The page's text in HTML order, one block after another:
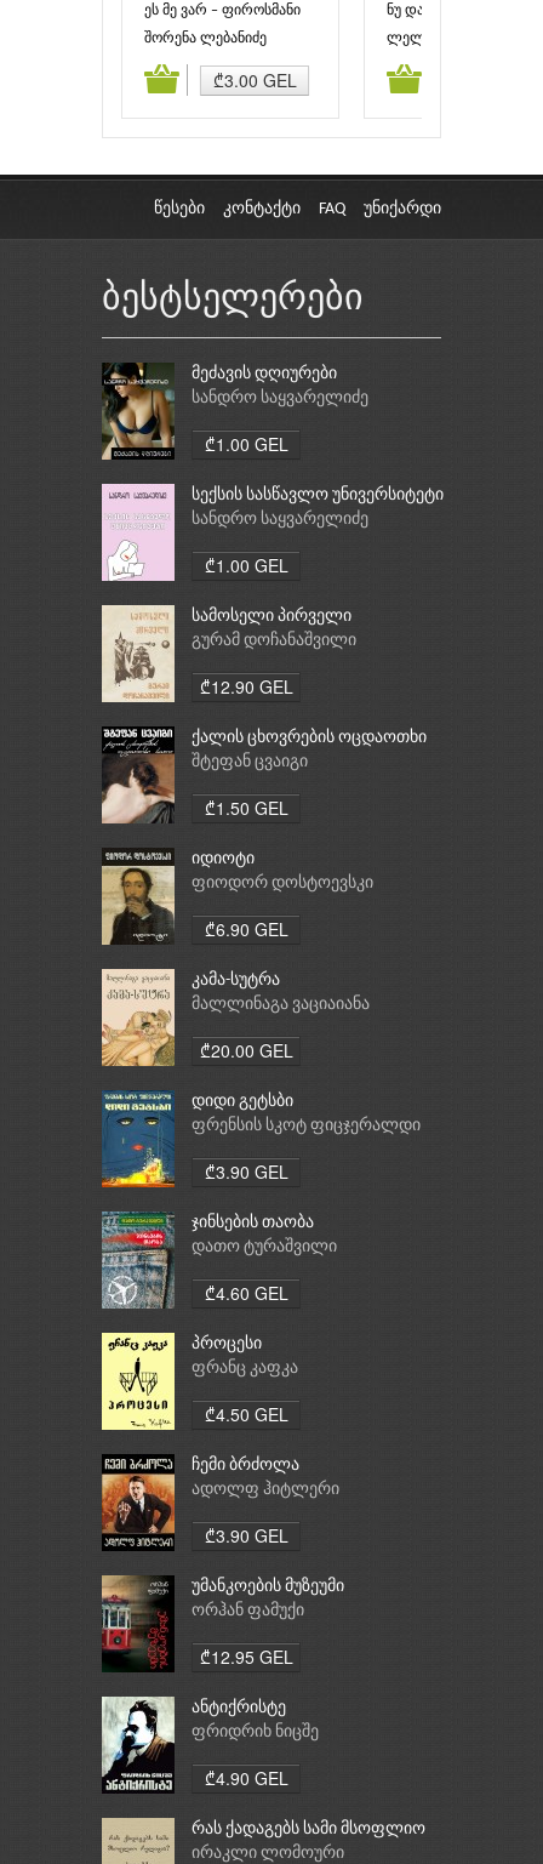
ეს მე ვარ – ფიროსმანი
შორენა ლებანიძე
₾3.00 GEL
ნუ დაღონდი,
ლელა გაბური
კალათაში დამატება კალათაში
წესები კონტაქტი FAQ უნიქარდი
ბესტსელერები
მეძავის დღიურები
სანდრო საყვარელიძე
₾1.00 GEL
სექსის სასწავლო უნივერსიტეტი
სანდრო საყვარელიძე
₾1.00 GEL
სამოსელი პირველი
გურამ დოჩანაშვილი
₾12.90 GEL
ქალის ცხოვრების ოცდაოთხი
საათი
შტეფან ცვაიგი
₾1.50 GEL
იდიოტი
ფიოდორ დოსტოევსკი
₾6.90 GEL
კამა-სუტრა
მალლინაგა ვაციაიანა
₾20.00 GEL
დიდი გეტსბი
ფრენსის სკოტ ფიცჯერალდი
₾3.90 GEL
ჯინსების თაობა
დათო ტურაშვილი
₾4.60 GEL
პროცესი
ფრანც კაფკა
₾4.50 GEL
ჩემი ბრძოლა
ადოლფ ჰიტლერი
₾3.90 GEL
უმანკოების მუზეუმი
ორჰან ფამუქი
₾12.95 GEL
ანტიქრისტე
ფრიდრიხ ნიცშე
₾4.90 GEL
რას ქადაგებს სამი მსოფლიო
რელიგია: ბუდიზმი,
ირაკლი ლომოური